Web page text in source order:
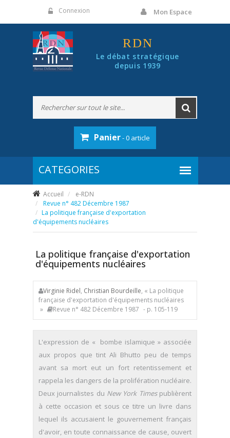
Connexion Mon Espace
RDN
Le débat stratégique
depuis 1939
Panier- 0 article
Accueil
e-RDN
Revue n° 482 Décembre 1987
La politique française d'exportation
d'équipements nucléaires
La politique française d'exportation
d'équipements nucléaires
Virginie Ridel, Christian Bourdeille, « La politique
française d'exportation d'équipements nucléaires
»
Revue n° 482 Décembre 1987 - p. 105-119
L'expression de « bombe islamique » associée
aux propos que tint Ali Bhutto peu de temps
avant sa mort eut un fort retentissement et
rappela les dangers de la prolifération nucléaire.
Deux journalistes du New York Timespublièrent
à cette occasion et sous ce titre un livre dans
lequel ils accusaient le gouvernement français
d'avoir, en toute connaissance de cause, ouvert